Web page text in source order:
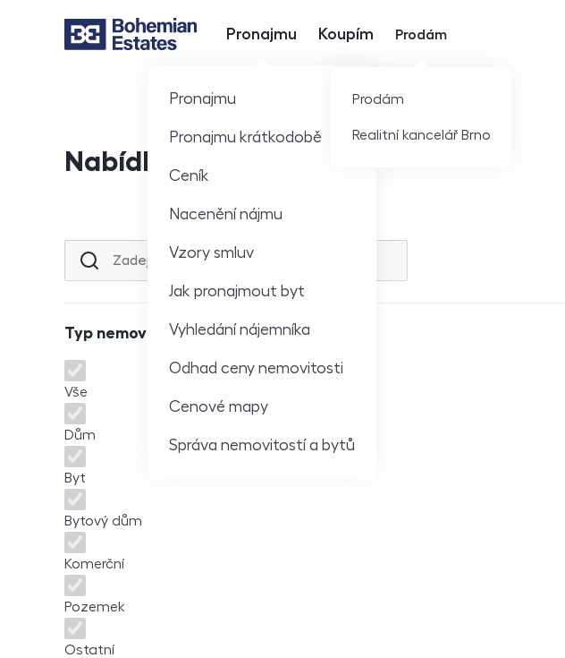
Hlavní nabídka
Pronajmu
Pronajmu
Pronajmu krátkodobě
Ceník
Nacenění nájmu
Vzory smluv
Jak pronajmout byt
Vyhledání nájemníka
Odhad ceny nemovitosti
Cenové mapy
Správa nemovitostí a bytů
Koupím Prodám
Prodám
Realitní kancelář Brno
Nabídka nemovitostí
Lokalita nebo ulice
Typ nemovitosti
Typ nemovitosti
Vše
Dům
Byt
Bytový dům
Komerční
Pozemek
Ostatní